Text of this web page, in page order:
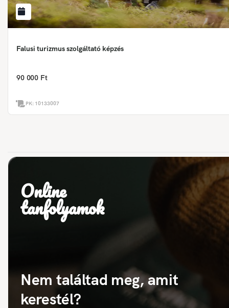
Falusi turizmus szolgáltató képzés
90 000 Ft
PK: 10133007
Online
tanfolyamok
Nem találtad meg, amit
kerestél?